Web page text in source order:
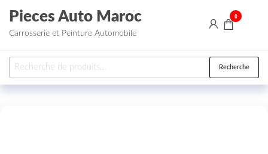
Aller au contenu
Pieces Auto Maroc
Carrosserie et Peinture Automobile
0
Recherche pour : Recherche